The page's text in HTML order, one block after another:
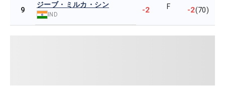
9
ジーブ・ミルカ・シン
IND -2 F -2(70)